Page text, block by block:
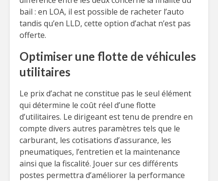
bail : en LOA, il est possible de racheter l’auto
tandis qu’en LLD, cette option d’achat n’est pas
offerte.
Optimiser une flotte de véhicules
utilitaires
Le prix d’achat ne constitue pas le seul élément
qui détermine le coût réel d’une flotte
d’utilitaires. Le dirigeant est tenu de prendre en
compte divers autres paramètres tels que le
carburant, les cotisations d’assurance, les
pneumatiques, l’entretien et la maintenance
ainsi que la fiscalité. Jouer sur ces différents
postes permettra d’améliorer la performance